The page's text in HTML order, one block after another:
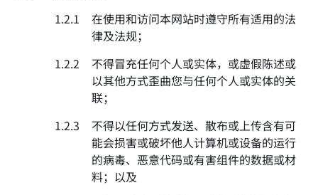
1.2.1
在使用和访问本网站时遵守所有适用的法
律及法规；
1.2.2
不得冒充任何个人或实体，或虚假陈述或
以其他方式歪曲您与任何个人或实体的关
联；
1.2.3
不得以任何方式发送、散布或上传含有可
能会损害或破坏他人计算机或设备的运行
的病毒、恶意代码或有害组件的数据或材
料；以及